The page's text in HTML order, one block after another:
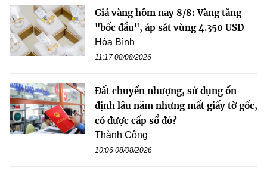
Giá vàng hôm nay 8/8: Vàng tăng
"bốc đầu", áp sát vùng 4.350 USD
Hòa Bình
11:17 08/08/2026
Đất chuyển nhượng, sử dụng ổn
định lâu năm nhưng mất giấy tờ gốc,
có được cấp sổ đỏ?
Thành Công
10:06 08/08/2026